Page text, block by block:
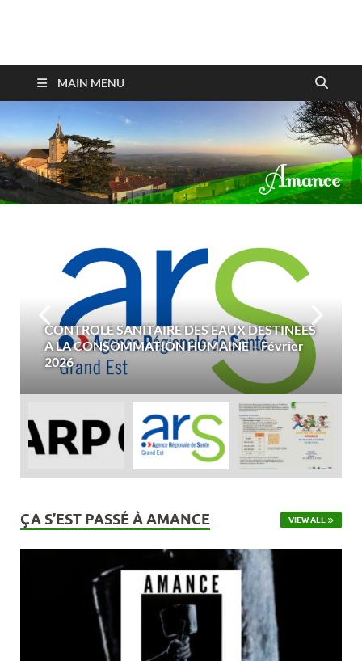
Amance
MAIN MENU
CONTROLE SANITAIRE DES EAUX DESTINEES
A LA CONSOMMATION HUMAINE – Février
2026
ÇA S’EST PASSÉ À AMANCE VIEW ALL